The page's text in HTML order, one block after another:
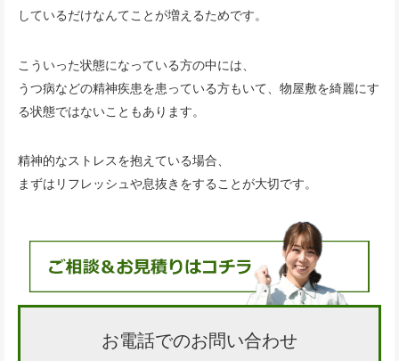
しているだけなんてことが増えるためです。
こういった状態になっている方の中には、
うつ病などの精神疾患を患っている方もいて、物屋敷を綺麗にす
る状態ではないこともあります。
精神的なストレスを抱えている場合、
まずはリフレッシュや息抜きをすることが大切です。
お電話でのお問い合わせ